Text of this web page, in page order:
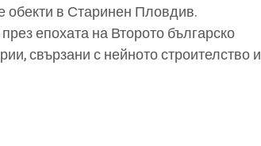
обекти в Старинен Пловдив.
епохата на Второто българско
свързани с нейното строителство и